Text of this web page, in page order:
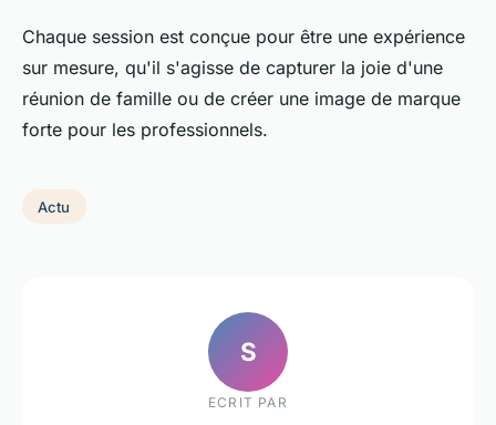
Chaque session est conçue pour être une expérience
sur mesure, qu'il s'agisse de capturer la joie d'une
réunion de famille ou de créer une image de marque
forte pour les professionnels.
Actu
S
ECRIT PAR